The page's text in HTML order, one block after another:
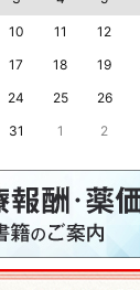
10 11 12
17 18 19
24 25 26
31 1 2